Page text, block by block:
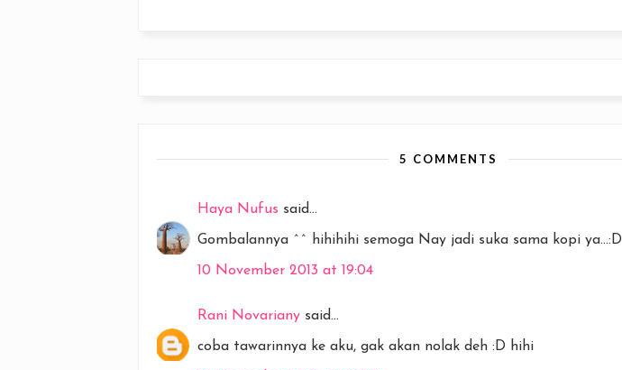
5 COMMENTS
Haya Nufus said...
Gombalannya ^^ hihihihi semoga Nay jadi suka sama kopi ya...:D
10 November 2013 at 19:04
Rani Novariany said...
coba tawarinnya ke aku, gak akan nolak deh :D hihi